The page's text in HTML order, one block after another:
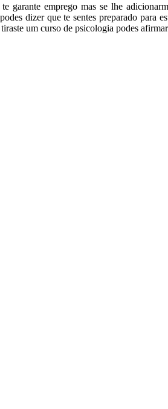
emprego mas se lhe
dizer que te sentes preparado para
um curso de psicologia podes